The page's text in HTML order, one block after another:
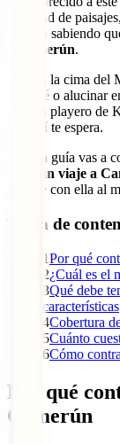
variedad de
hacerlo sabiendo
a Camerún.
Subir a la cima del
Yaundé o alucinar
paraíso playero de
que ahí te espera.
En esta guía vas a
para un viaje a
hacerte con ella al
Tabla de
1Por qué
2¿Cuál es el
3Qué debe
características
4Cobertura
5Cuánto
6Cómo
Por qué
Camerún